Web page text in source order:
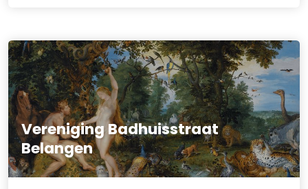
Vereniging Badhuisstraat
Belangen